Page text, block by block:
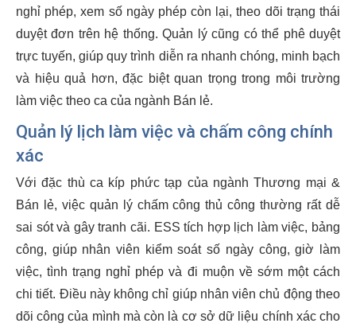
nghỉ phép, xem số ngày phép còn lại, theo dõi trạng thái
duyệt đơn trên hệ thống. Quản lý cũng có thể phê duyệt
trực tuyến, giúp quy trình diễn ra nhanh chóng, minh bạch
và hiệu quả hơn, đặc biệt quan trọng trong môi trường
làm việc theo ca của ngành Bán lẻ.
Quản lý lịch làm việc và chấm công chính
xác
Với đặc thù ca kíp phức tạp của ngành Thương mại &
Bán lẻ, việc quản lý chấm công thủ công thường rất dễ
sai sót và gây tranh cãi. ESS tích hợp lịch làm việc, bảng
công, giúp nhân viên kiểm soát số ngày công, giờ làm
việc, tình trạng nghỉ phép và đi muộn về sớm một cách
chi tiết. Điều này không chỉ giúp nhân viên chủ động theo
dõi công của mình mà còn là cơ sở dữ liệu chính xác cho